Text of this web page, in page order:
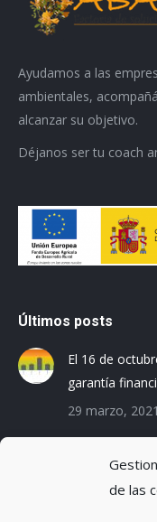
de las
Ayudamos a las
ambientales,
alcanzar su objetivo.
Déjanos ser tu coach
Últimos posts
El 16 de
garantía
29 marzo, 2021
de la Huella
3 diciembre,